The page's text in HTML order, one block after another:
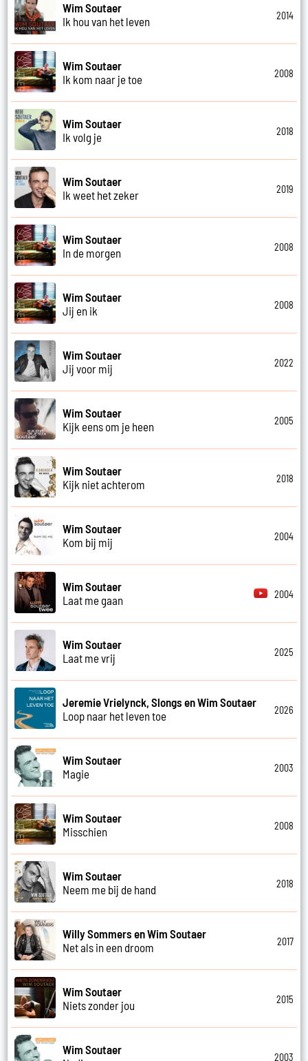
Wim Soutaer
Ik hou van het leven
2014
Wim Soutaer
Ik kom naar je toe
2008
Wim Soutaer
Ik volg je
2018
Wim Soutaer
Ik weet het zeker
2019
Wim Soutaer
In de morgen
2008
Wim Soutaer
Jij en ik
2008
Wim Soutaer
Jij voor mij
2022
Wim Soutaer
Kijk eens om je heen
2005
Wim Soutaer
Kijk niet achterom
2018
Wim Soutaer
Kom bij mij
2004
Wim Soutaer
Laat me gaan
2004
Wim Soutaer
Laat me vrij
2025
Jeremie Vrielynck, Slongs en Wim Soutaer
Loop naar het leven toe
2026
Wim Soutaer
Magie
2003
Wim Soutaer
Misschien
2008
Wim Soutaer
Neem me bij de hand
2018
Willy Sommers en Wim Soutaer
Net als in een droom
2017
Wim Soutaer
Niets zonder jou
2015
Wim Soutaer
2003